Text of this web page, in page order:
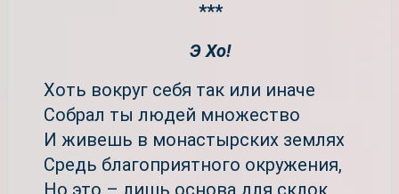
***
Э Хо!
Хоть вокруг себя так или иначе
Собрал ты людей множество
И живешь в монастырских землях
Средь благоприятного окружения,
Но это – лишь основа для склок,